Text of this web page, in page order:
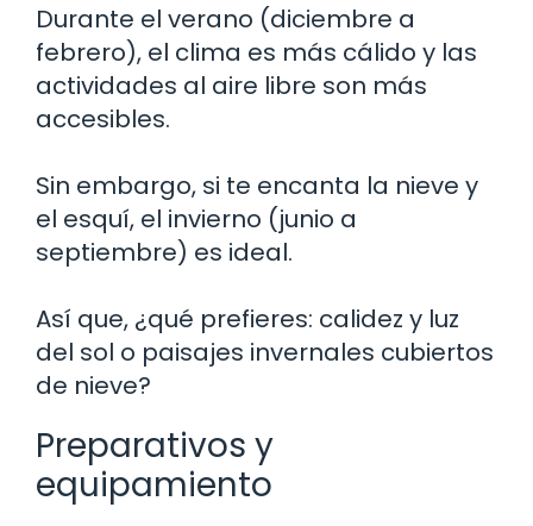
Durante el verano (diciembre a
febrero), el clima es más cálido y las
actividades al aire libre son más
accesibles.
Sin embargo, si te encanta la nieve y
el esquí, el invierno (junio a
septiembre) es ideal.
Así que, ¿qué prefieres: calidez y luz
del sol o paisajes invernales cubiertos
de nieve?
Preparativos y
equipamiento